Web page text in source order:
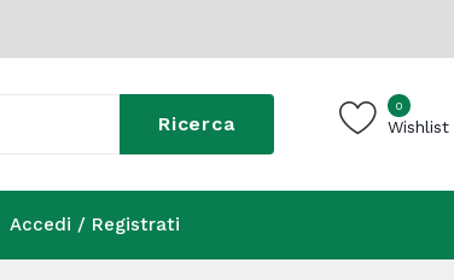
Ricerca
0
Wishlist
Accedi / Registrati